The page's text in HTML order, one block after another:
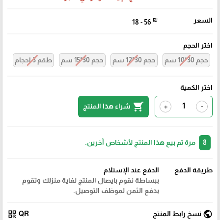
السعر 18 - 56 ₪
اختر الحجم
حجم 30*10 سم
حجم 30*12 سم حجم 30*15 سم طقم 3 احجام
اختر الكمية
-
+
shopping_cart شراء هذا المنتج
مرة تم بيع هذا المنتج لأشخاص آخرين.
طريقة الدفع
الدفع عند الإستلام
ببساطة نقوم بايصال المنتج لغاية منزلك وتقوم
بدفع الثمن لموظف التوصيل.
public نسخ رابط المنتج QR
qr_code